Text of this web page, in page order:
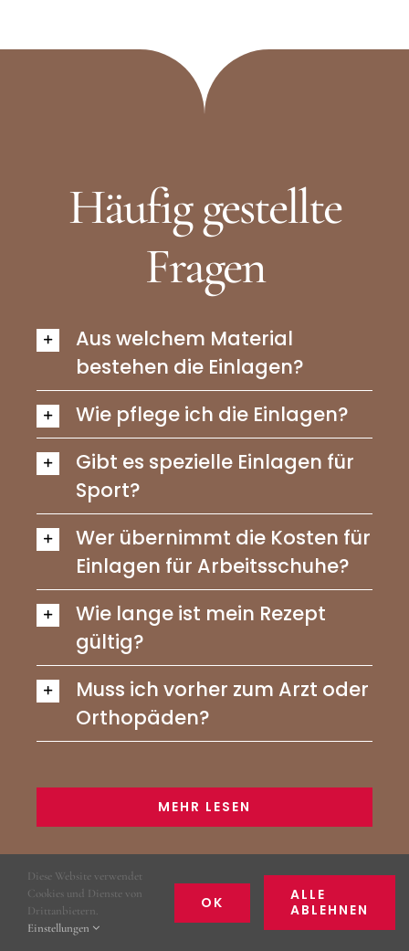
Häufig gestellte
Fragen
Aus welchem Material
bestehen die Einlagen?
Wie pflege ich die Einlagen?
Gibt es spezielle Einlagen für
Sport?
Wer übernimmt die Kosten für
Einlagen für Arbeitsschuhe?
Wie lange ist mein Rezept
gültig?
Muss ich vorher zum Arzt oder
Orthopäden?
MEHR LESEN
Sie haben weitere Fragen?
Kontaktieren Sie uns
Diese Website verwendet
Cookies und Dienste von
Drittanbietern.
Einstellungen
OK
ALLE
ABLEHNEN